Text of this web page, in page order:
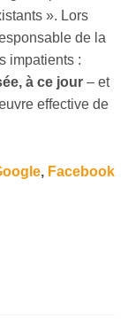
». Lors
de la
impatients :
à ce jour – et
effective de
, Facebook